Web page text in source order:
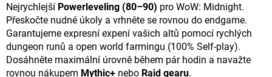
Nejrychlejší Powerleveling (80–90) pro WoW: Midnight.
Přeskočte nudné úkoly a vrhněte se rovnou do endgame.
Garantujeme expresní expení vašich altů pomocí rychlých
dungeon runů a open world farmingu (100% Self-play).
Dosáhněte maximální úrovně během pár hodin a navažte
rovnou nákupem Mythic+ nebo Raid gearu.